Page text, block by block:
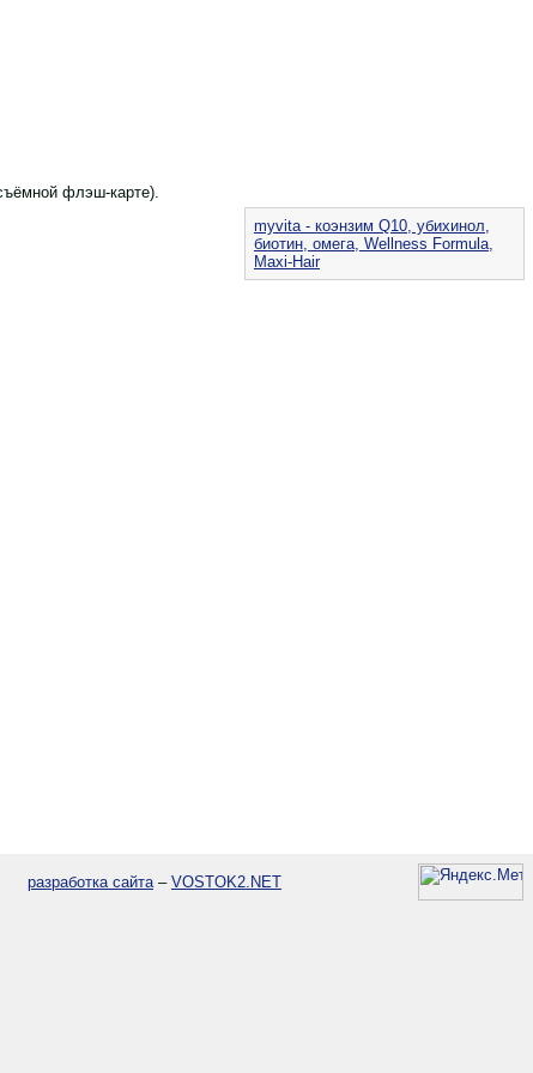
флэш-карте).
myvita - коэнзим Q10, убихинол,
биотин, омега, Wellness Formula,
Maxi-Hair
разработка сайта– VOSTOK2.NET